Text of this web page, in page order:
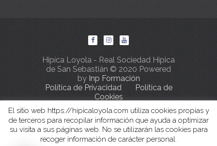
Hipíca Loyola - Real Sociedad Hípica
de San Sebastián © 2020 Powered
by Inp Formación
Política de Privacidad
Política de
Cookies
El sitio web https://hipicaloyola.com utiliza cookies propias y
de terceros para recopilar información que ayuda a optimizar
su visita a sus páginas web. No se utilizarán las cookies para
recoger información de carácter personal.